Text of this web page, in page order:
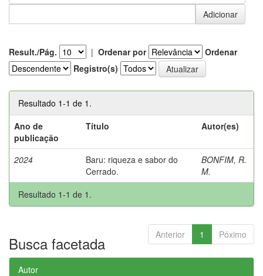
Result./Pág. | Ordenar por
Ordenar
Registro(s)
Resultado 1-1 de 1.
Ano de
publicação
Título Autor(es)
2024
Baru: riqueza e sabor do
Cerrado.
BONFIM, R.
M.
Resultado 1-1 de 1.
Anterior 1 Póximo
Busca facetada
Autor